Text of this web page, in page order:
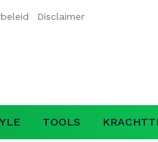
Disclaimer
TOOLS